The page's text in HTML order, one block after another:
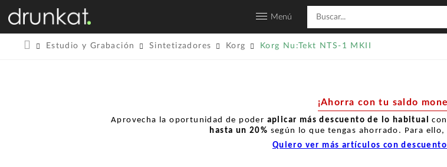
Menú
Estudio y Grabación Sintetizadores Korg Korg Nu:Tekt NTS-1 MKII
¡Ahorra con tu saldo
Aprovecha la oportunidad de poder aplicar más descuento de lo habitual
hasta un 20% según lo que tengas ahorrado. Para ello,
Quiero ver más artículos con